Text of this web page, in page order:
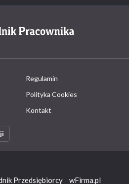
Regulamin
Polityka Cookies
Kontakt
Przedsiębiorcy wFirma.pl